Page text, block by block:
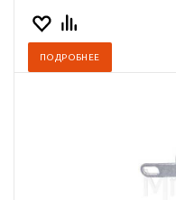
ПОДРОБНЕЕ